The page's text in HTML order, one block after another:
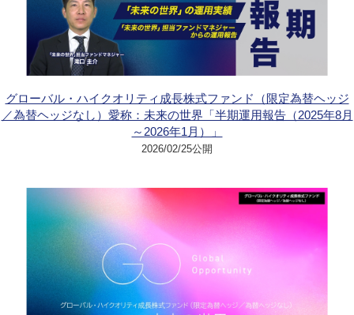
グローバル・ハイクオリティ成長株式ファンド（限定為替ヘッジ
／為替ヘッジなし）愛称：未来の世界「半期運用報告（2025年8月
～2026年1月）」
2026/02/25公開